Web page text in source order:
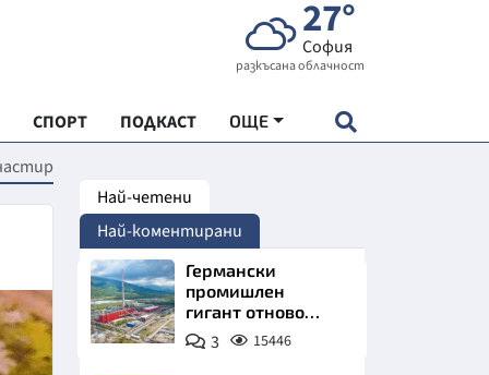
27°
София
разкъсана облачност
СПОРТ ПОДКАСТ ОЩЕ
"ЧУДЕСАТА НА БЪЛГАРИЯ"
Най-четени
Най-коментирани
Германски
промишлен
гигант отново
позлатява наш
град
3 15446